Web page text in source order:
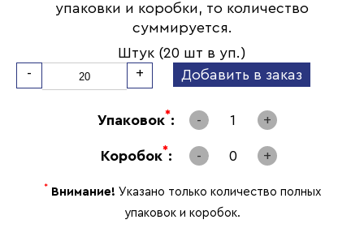
упаковки и коробки, то количество
суммируется.
Штук (20 шт в уп.)
-
+ Добавить в заказ
Упаковок*: - 1 +
Коробок*: - 0 +
* Внимание! Указано только количество полных
упаковок и коробок.